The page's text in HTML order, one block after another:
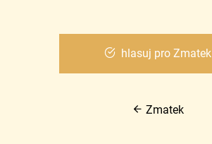
hlasuj pro Zmatek
Zmatek